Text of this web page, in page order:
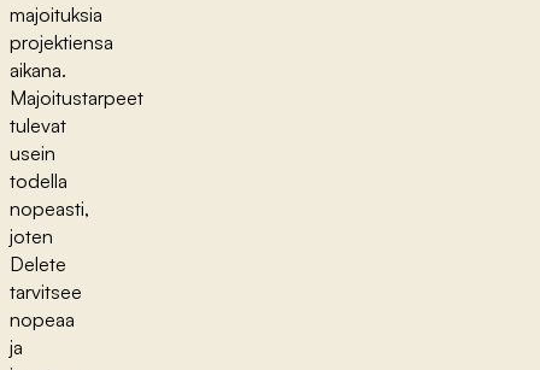
majoituksia
projektiensa
aikana.
Majoitustarpeet
tulevat
usein
todella
nopeasti,
joten
Delete
tarvitsee
nopeaa
ja